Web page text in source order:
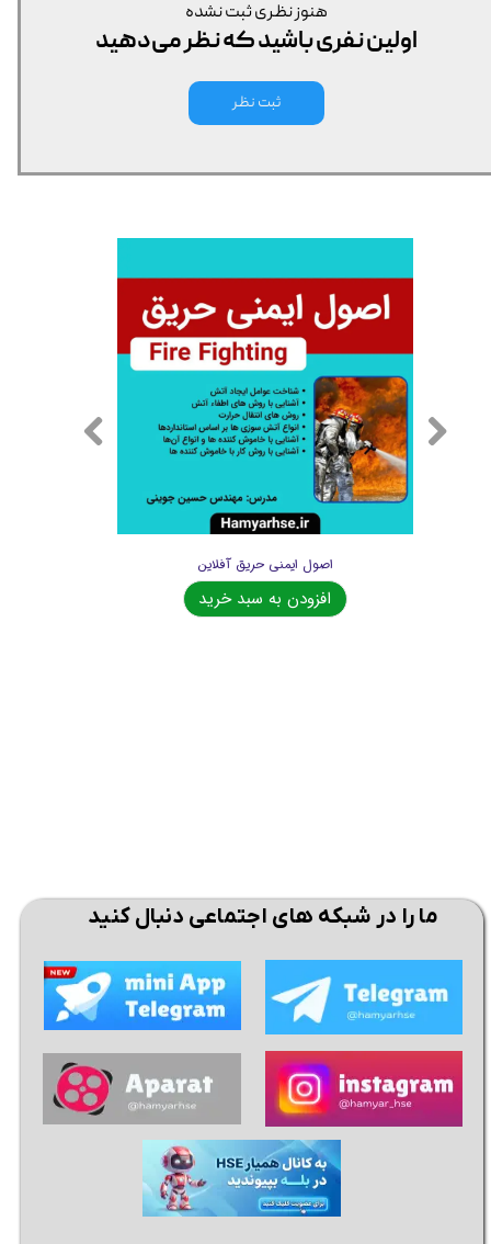
هنوز نظری ثبت نشده
اولین نفری باشید که نظر می‌دهید
ثبت نظر
اصول ایمنی حریق آفلاین
افزودن به سبد خرید
ما را در شبکه های اجتماعی دنبال کنید